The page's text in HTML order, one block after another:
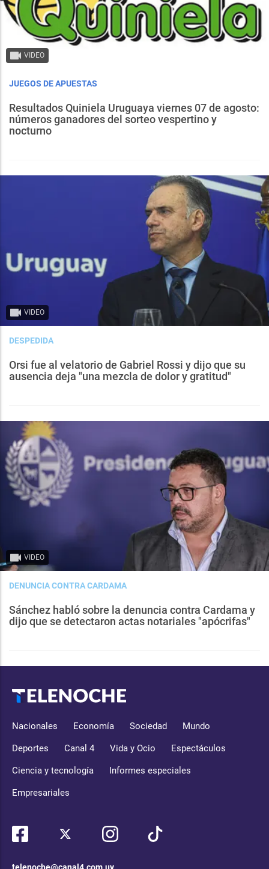
VIDEO
JUEGOS DE APUESTAS
Resultados Quiniela Uruguaya viernes 07 de agosto:
números ganadores del sorteo vespertino y
nocturno
VIDEO
DESPEDIDA
Orsi fue al velatorio de Gabriel Rossi y dijo que su
ausencia deja "una mezcla de dolor y gratitud"
VIDEO
DENUNCIA CONTRA CARDAMA
Sánchez habló sobre la denuncia contra Cardama y
dijo que se detectaron actas notariales "apócrifas"
Nacionales Economía Sociedad Mundo
Deportes Canal 4 Vida y Ocio Espectáculos
Ciencia y tecnología Informes especiales
Empresariales